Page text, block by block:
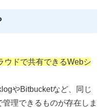
ウドで共有できるWebシ
やBitbucketなど、同じ
理できるものが存在しま